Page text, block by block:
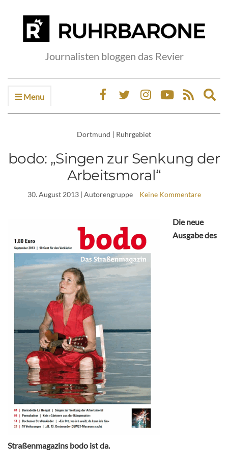
Journalisten bloggen das Revier
Menu
Dortmund | Ruhrgebiet
bodo: „Singen zur Senkung der
Arbeitsmoral“
30. August 2013| Autorengruppe Keine Kommentare
Die neue
Ausgabe des
Straßenmagazins bodo ist da.